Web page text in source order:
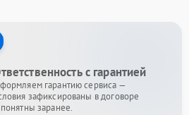
с гарантией
гарантию сервиса —
зафиксированы в договоре
заранее.